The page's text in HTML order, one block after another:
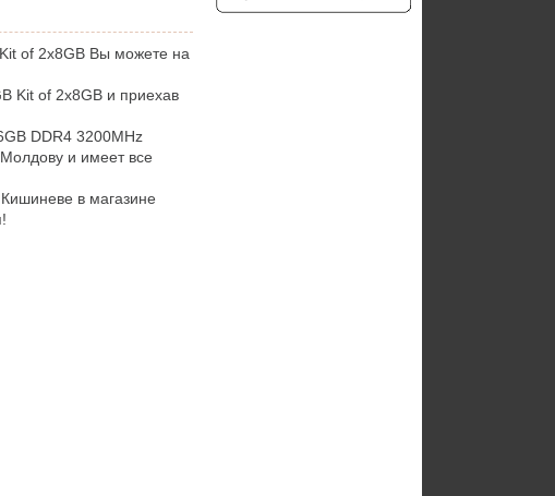
of 2x8GB Вы можете на
Kit of 2x8GB и приехав
DDR4 3200MHz
и имеет все
в магазине